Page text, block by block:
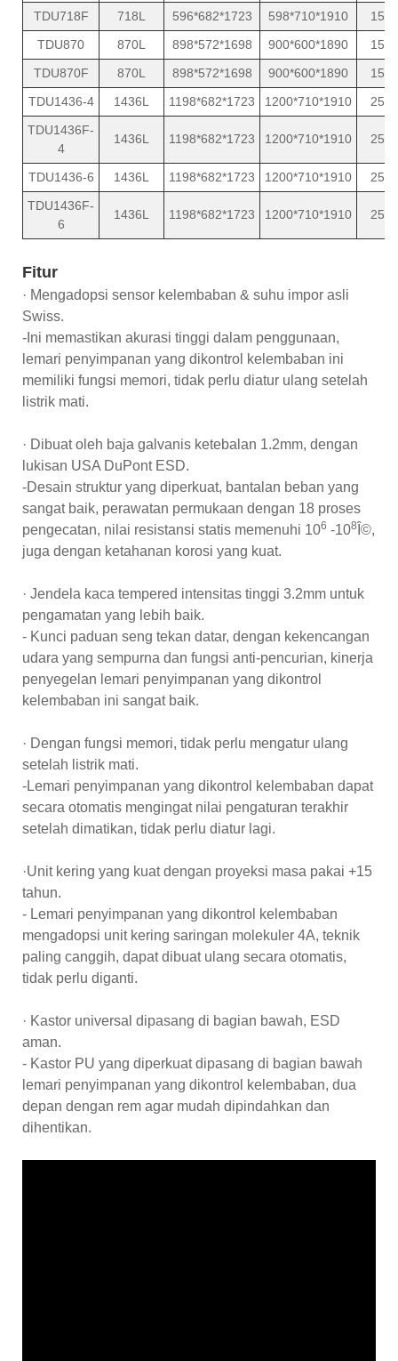
TDU718F 718L 596*682*1723 598*710*1910
15
TDU870
870L 898*572*1698 900*600*1890
15
TDU870F
870L 898*572*1698 900*600*1890
15
TDU1436-4
1436L 1198*682*1723 1200*710*1910
25
TDU1436F-
4
1436L 1198*682*1723 1200*710*1910 25
TDU1436-6 1436L 1198*682*1723 1200*710*1910
25
TDU1436F-
6
1436L 1198*682*1723 1200*710*1910 25
Fitur
· Mengadopsi sensor kelembaban & suhu impor asli
Swiss.
-Ini memastikan akurasi tinggi dalam penggunaan,
lemari penyimpanan yang dikontrol kelembaban ini
memiliki fungsi memori, tidak perlu diatur ulang setelah
listrik mati.
· Dibuat oleh baja galvanis ketebalan 1.2mm, dengan
lukisan USA DuPont ESD.
-Desain struktur yang diperkuat, bantalan beban yang
sangat baik, perawatan permukaan dengan 18 proses
pengecatan, nilai resistansi statis memenuhi 106 -108 Î©,
juga dengan ketahanan korosi yang kuat.
· Jendela kaca tempered intensitas tinggi 3.2mm untuk
pengamatan yang lebih baik.
- Kunci paduan seng tekan datar, dengan kekencangan
udara yang sempurna dan fungsi anti-pencurian, kinerja
penyegelan lemari penyimpanan yang dikontrol
kelembaban ini sangat baik.
· Dengan fungsi memori, tidak perlu mengatur ulang
setelah listrik mati.
-Lemari penyimpanan yang dikontrol kelembaban dapat
secara otomatis mengingat nilai pengaturan terakhir
setelah dimatikan, tidak perlu diatur lagi.
·Unit kering yang kuat dengan proyeksi masa pakai +15
tahun.
- Lemari penyimpanan yang dikontrol kelembaban
mengadopsi unit kering saringan molekuler 4A, teknik
paling canggih, dapat dibuat ulang secara otomatis,
tidak perlu diganti.
· Kastor universal dipasang di bagian bawah, ESD
aman.
- Kastor PU yang diperkuat dipasang di bagian bawah
lemari penyimpanan yang dikontrol kelembaban, dua
depan dengan rem agar mudah dipindahkan dan
dihentikan.